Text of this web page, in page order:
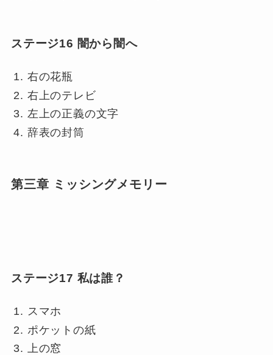
ステージ16 闇から闇へ
右の花瓶
右上のテレビ
左上の正義の文字
辞表の封筒
第三章 ミッシングメモリー
ステージ17 私は誰？
スマホ
ポケットの紙
上の窓